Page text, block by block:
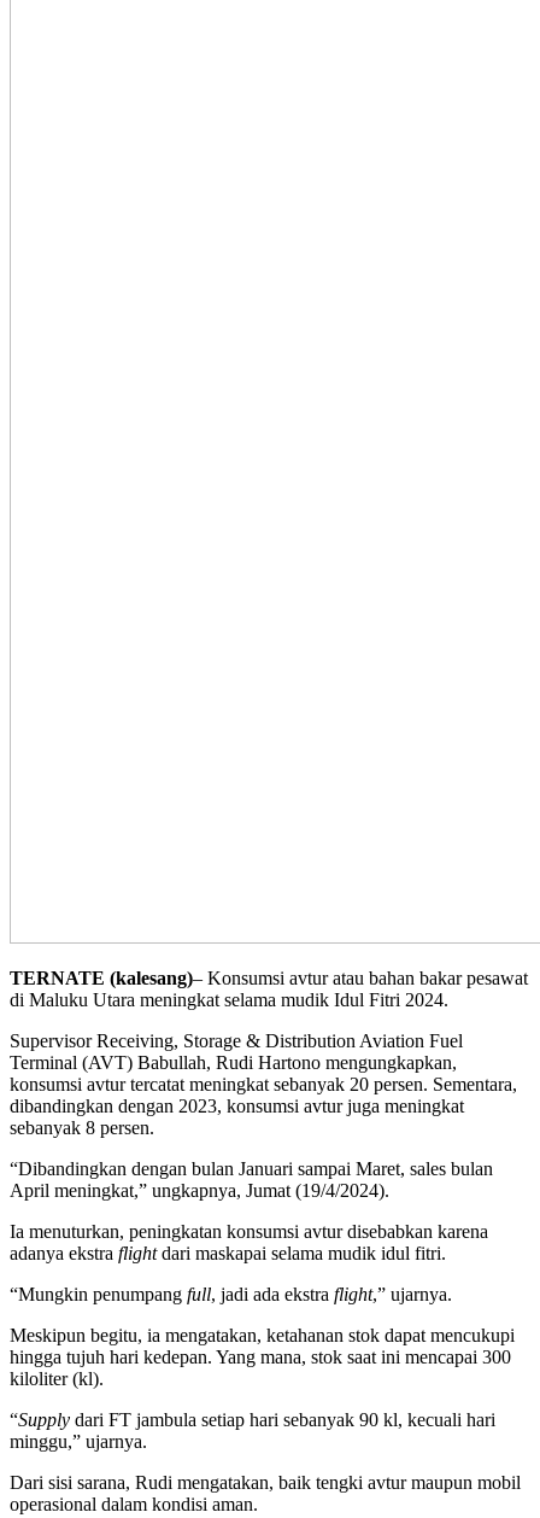
TERNATE (kalesang)– Konsumsi avtur atau bahan bakar pesawat
di Maluku Utara meningkat selama mudik Idul Fitri 2024.
Supervisor Receiving, Storage & Distribution Aviation Fuel
Terminal (AVT) Babullah, Rudi Hartono mengungkapkan,
konsumsi avtur tercatat meningkat sebanyak 20 persen. Sementara,
dibandingkan dengan 2023, konsumsi avtur juga meningkat
sebanyak 8 persen.
“Dibandingkan dengan bulan Januari sampai Maret, sales bulan
April meningkat,” ungkapnya, Jumat (19/4/2024).
Ia menuturkan, peningkatan konsumsi avtur disebabkan karena
adanya ekstra flightdari maskapai selama mudik idul fitri.
“Mungkin penumpang full, jadi ada ekstra flight,” ujarnya.
Meskipun begitu, ia mengatakan, ketahanan stok dapat mencukupi
hingga tujuh hari kedepan. Yang mana, stok saat ini mencapai 300
kiloliter (kl).
“Supply dari FT jambula setiap hari sebanyak 90 kl, kecuali hari
minggu,” ujarnya.
Dari sisi sarana, Rudi mengatakan, baik tengki avtur maupun mobil
operasional dalam kondisi aman.